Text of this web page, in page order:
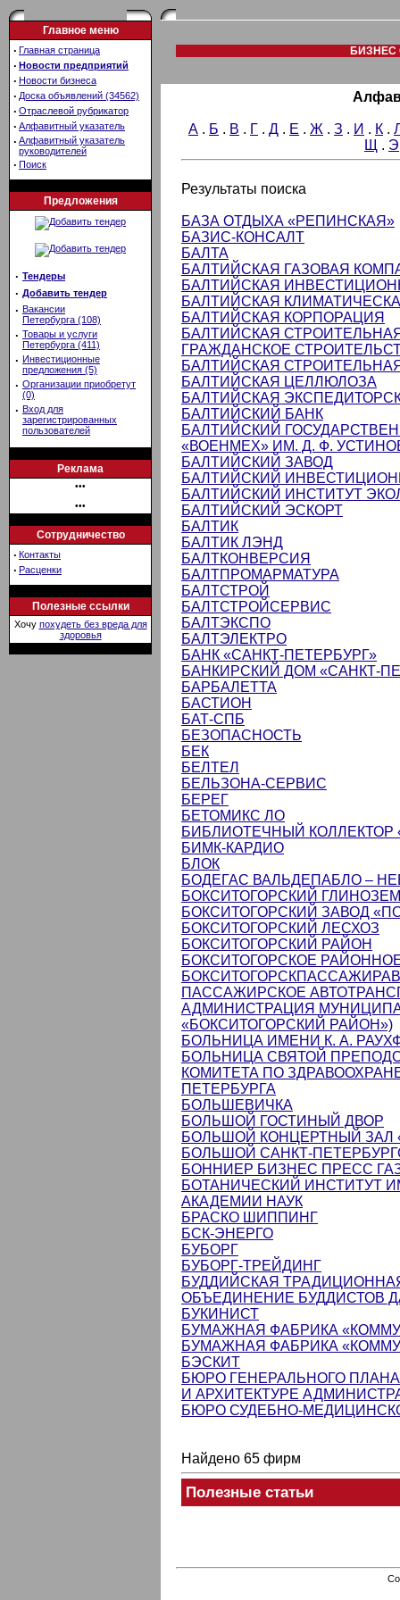
Главное меню
· Главная страница
· Новости предприятий
· Новости бизнеса
· Доска объявлений (34562)
· Отраслевой рубрикатор
· Алфавитный указатель
· Алфавитный указатель
руководителей
· Поиск
Предложения
· Тендеры
· Добавить тендер
· Вакансии
Петербурга (108)
· Товары и услуги
Петербурга (411)
· Инвестиционные
предложения (5)
· Организации приобретут
(0)
· Вход для
зарегистрированных
пользователей
Реклама
•••
•••
Сотрудничество
· Контакты
· Расценки
Полезные ссылки
Хочу похудеть без вреда для
здоровья
БИЗНЕС
А . Б . В . Г . Д . Е . Ж . З . И . К .
Щ
. Э
Результаты поиска
БАЗА ОТДЫХА «РЕПИНСКАЯ»
БАЗИС-КОНСАЛТ
БАЛТА
БАЛТИЙСКАЯ ГАЗОВАЯ
БАЛТИЙСКАЯ
БАЛТИЙСКАЯ
БАЛТИЙСКАЯ КОРПОРАЦИЯ
БАЛТИЙСКАЯ
ГРАЖДАНСКОЕ
БАЛТИЙСКАЯ
БАЛТИЙСКАЯ ЦЕЛЛЮЛОЗА
БАЛТИЙСКАЯ
БАЛТИЙСКИЙ БАНК
БАЛТИЙСКИЙ
«ВОЕНМЕХ» ИМ. Д. Ф.
БАЛТИЙСКИЙ ЗАВОД
БАЛТИЙСКИЙ
БАЛТИЙСКИЙ ИНСТИТУТ
БАЛТИЙСКИЙ ЭСКОРТ
БАЛТИК
БАЛТИК ЛЭНД
БАЛТКОНВЕРСИЯ
БАЛТПРОМАРМАТУРА
БАЛТСТРОЙ
БАЛТСТРОЙСЕРВИС
БАЛТЭКСПО
БАЛТЭЛЕКТРО
БАНК «САНКТ-ПЕТЕРБУРГ»
БАНКИРСКИЙ ДОМ «САНКТ-
БАРБАЛЕТТА
БАСТИОН
БАТ-СПБ
БЕЗОПАСНОСТЬ
БЕК
БЕЛТЕЛ
БЕЛЬЗОНА-СЕРВИС
БЕРЕГ
БЕТОМИКС ЛО
БИБЛИОТЕЧНЫЙ
БИМК-КАРДИО
БЛОК
БОДЕГАС ВАЛЬДЕПАБЛО –
БОКСИТОГОРСКИЙ ГЛИНОЗЕМ
БОКСИТОГОРСКИЙ ЗАВОД
БОКСИТОГОРСКИЙ ЛЕСХОЗ
БОКСИТОГОРСКИЙ РАЙОН
БОКСИТОГОРСКОЕ
ПАССАЖИРСКОЕ
АДМИНИСТРАЦИЯ
«БОКСИТОГОРСКИЙ РАЙОН»)
БОЛЬНИЦА ИМЕНИ К. А.
БОЛЬНИЦА СВЯТОЙ
КОМИТЕТА ПО
ПЕТЕРБУРГА
БОЛЬШЕВИЧКА
БОЛЬШОЙ ГОСТИНЫЙ ДВОР
БОЛЬШОЙ КОНЦЕРТНЫЙ ЗАЛ
БОЛЬШОЙ САНКТ-
БОННИЕР БИЗНЕС ПРЕСС
БОТАНИЧЕСКИЙ ИНСТИТУТ
АКАДЕМИИ НАУК
БРАСКО ШИППИНГ
БСК-ЭНЕРГО
БУБОРГ
БУБОРГ-ТРЕЙДИНГ
БУДДИЙСКАЯ
ОБЪЕДИНЕНИЕ БУДДИСТОВ
БУКИНИСТ
БУМАЖНАЯ ФАБРИКА
БУМАЖНАЯ ФАБРИКА
БЭСКИТ
БЮРО ГЕНЕРАЛЬНОГО
И АРХИТЕКТУРЕ
БЮРО СУДЕБНО-
Найдено 65 фирм
Полезные статьи